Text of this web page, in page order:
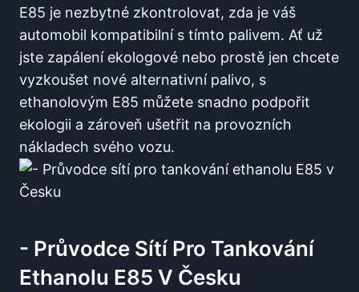
E85‍ je nezbytné zkontrolovat, ⁢zda je váš
⁢automobil kompatibilní s tímto palivem. Ať už
jste zapálení ekologové nebo prostě jen chcete
vyzkoušet nové alternativní palivo, s
ethanolovým E85 můžete‌ snadno podpořit
ekologii‌ a zároveň ušetřit na provozních
nákladech svého ‍vozu.
-​ Průvodce Sítí Pro Tankování
Ethanolu E85 V Česku